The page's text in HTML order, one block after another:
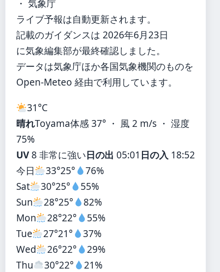
・ 気象庁
ライブ予報は自動更新されます。
記載のガイダンスは 2026年6月23日
に気象編集部が最終確認しました。
データは気象庁ほか各国気象機関のものを
Open-Meteo 経由で利用しています。
31°C
晴れToyama体感 37° ・ 風 2 m/s ・ 湿度
75%
UV8 非常に強い日の出 05:01 日の入 18:52
今日
33°25°
76%
Sat
30°25°
55%
Sun
28°25°
82%
Mon
28°22°
55%
Tue
27°21°
37%
Wed
26°22°
29%
Thu
30°22°
21%